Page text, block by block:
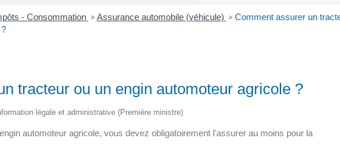
- Consommation > Assurance automobile (véhicule) > Comment assurer un
tracteur ou un engin automoteur agricole ?
légale et administrative (Première ministre)
automoteur agricole, vous devez obligatoirement l'assurer au moins pour la